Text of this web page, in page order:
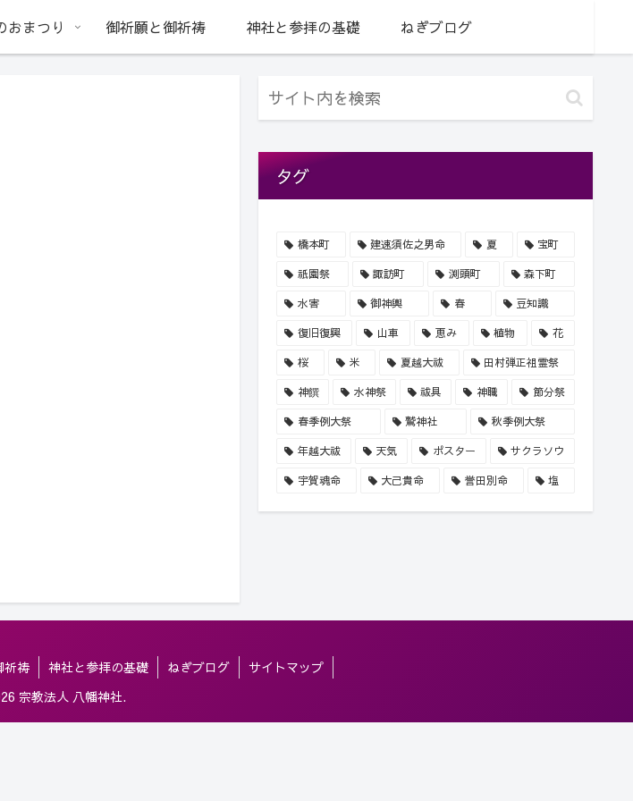
おまつり 御祈願と御祈祷 神社と参拝の基礎 ねぎブログ
タグ
橋本町 建速須佐之男命 夏 宝町
祇園祭 諏訪町 渕頭町 森下町
水害 御神輿 春 豆知識
復旧復興 山車 恵み 植物 花
桜 米 夏越大祓 田村弾正祖霊祭
神饌 水神祭 祓具 神職 節分祭
春季例大祭 鷲神社 秋季例大祭
年越大祓 天気 ポスター サクラソウ
宇賀魂命 大己貴命 誉田別命 塩
祈祷 神社と参拝の基礎 ねぎブログ
サイトマップ
宗教法人 八幡神社.